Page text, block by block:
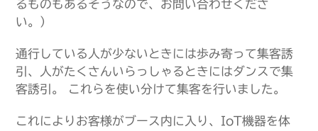
るものもあるそうなので、お問い合わせくださ
い。）
通行している人が少ないときには歩み寄って集客誘
引、人がたくさんいらっしゃるときにはダンスで集
客誘引。 これらを使い分けて集客を行いました。
これによりお客様がブース内に入り、IoT機器を体